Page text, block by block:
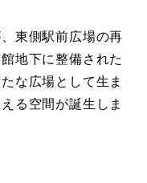
東側駅前広場の再
地下に整備された
な広場として生ま
る空間が誕生しま